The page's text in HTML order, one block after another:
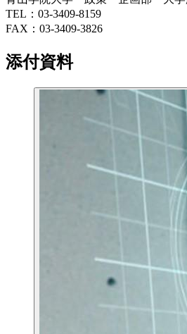
TEL：03-3409-8159
FAX：03-3409-3826
添付資料